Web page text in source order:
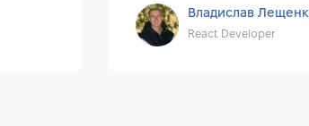
Владислав
React Developer